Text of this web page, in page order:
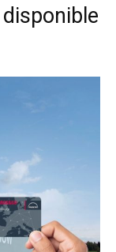
disponible